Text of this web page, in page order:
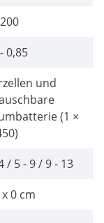
0,85
und
(1 ×
/ 5 - 9 / 9 - 13
0 cm